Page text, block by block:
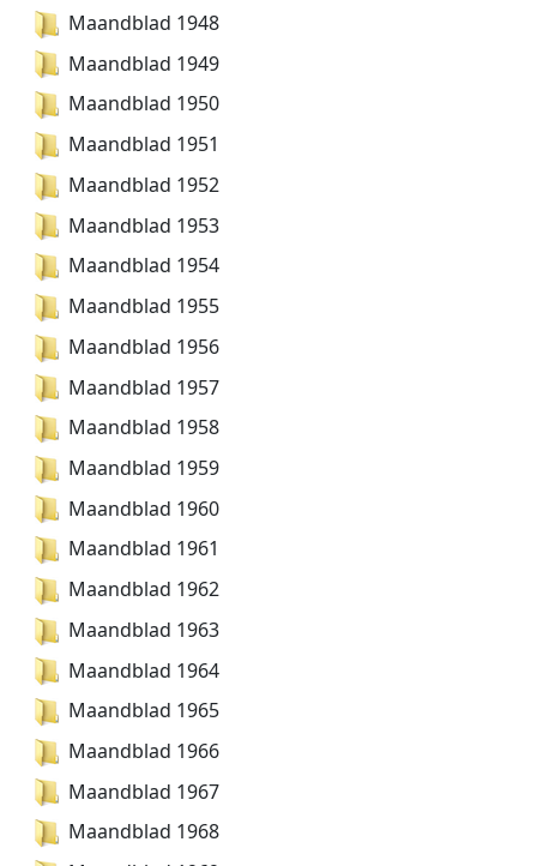
Maandblad 1948
Maandblad 1949
Maandblad 1950
Maandblad 1951
Maandblad 1952
Maandblad 1953
Maandblad 1954
Maandblad 1955
Maandblad 1956
Maandblad 1957
Maandblad 1958
Maandblad 1959
Maandblad 1960
Maandblad 1961
Maandblad 1962
Maandblad 1963
Maandblad 1964
Maandblad 1965
Maandblad 1966
Maandblad 1967
Maandblad 1968